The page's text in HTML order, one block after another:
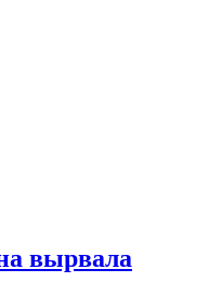
вырвала